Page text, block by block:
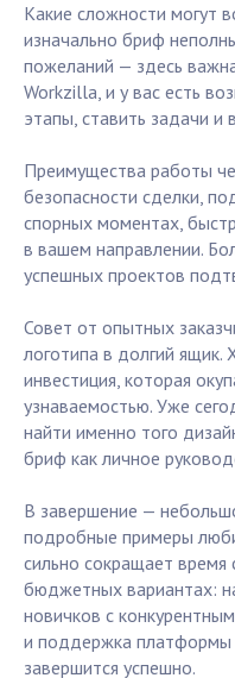
Какие сложности могут
изначально бриф
пожеланий — здесь
Workzilla, и у вас есть
этапы, ставить задачи и
Преимущества работы
безопасности сделки,
спорных моментах,
в вашем направлении.
успешных проектов
Совет от опытных
логотипа в долгий
инвестиция, которая
узнаваемостью. Уже
найти именно того
бриф как личное
В завершение —
подробные примеры
сильно сокращает время
бюджетных вариантах:
новичков с
и поддержка платформы
завершится успешно.